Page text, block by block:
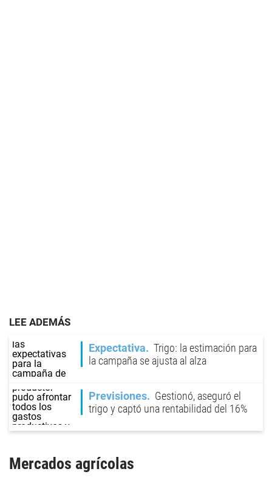
LEE ADEMÁS
Expectativa
Trigo: la estimación para
la campaña se ajusta al alza
Previsiones
Gestionó, aseguró el
trigo y captó una rentabilidad del 16%
Mercados agrícolas